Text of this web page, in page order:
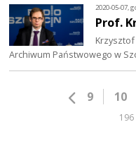
2020-05-07,
Prof.
Archiwum Państwowego w
9 10